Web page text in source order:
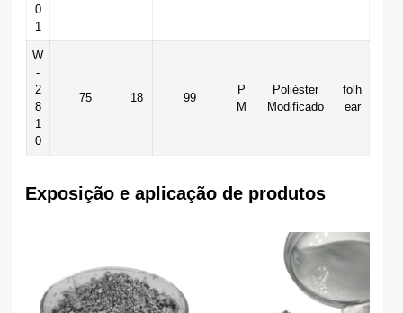
0
1
W
-
2
8
1
0
75 18 99
P
M
Poliéster
Modificado
folh
ear
Exposição e aplicação de produtos